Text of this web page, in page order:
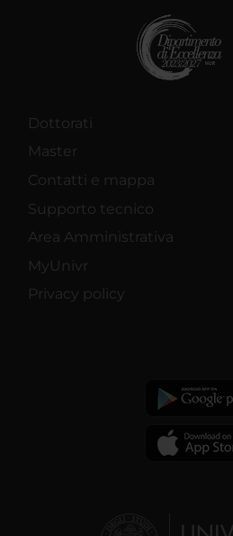
Dottorati
Master
Contatti e mappa
Supporto tecnico
Area Amministrativa
MyUnivr
Privacy policy